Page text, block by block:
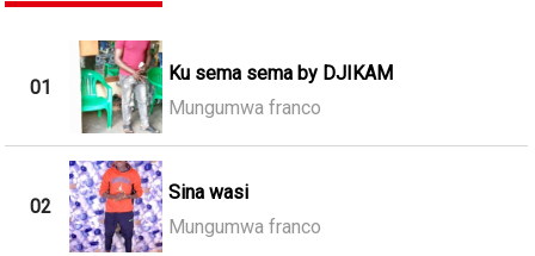
01
Ku sema sema by DJIKAM
Mungumwa franco
02
Sina wasi
Mungumwa franco